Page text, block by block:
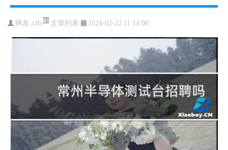
网友:czb 文章列表 2024-02-22 11:14:08